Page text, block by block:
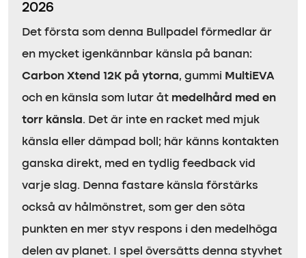
2026
Det första som denna Bullpadel förmedlar är
en mycket igenkännbar känsla på banan:
Carbon Xtend 12K på ytorna, gummi MultiEVA
och en känsla som lutar åt medelhård med en
torr känsla. Det är inte en racket med mjuk
känsla eller dämpad boll; här känns kontakten
ganska direkt, med en tydlig feedback vid
varje slag. Denna fastare känsla förstärks
också av hålmönstret, som ger den söta
punkten en mer styv respons i den medelhöga
delen av planet. I spel översätts denna styvhet